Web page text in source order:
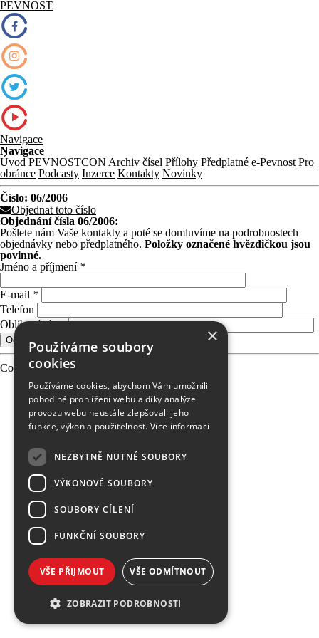
PEVNOST
Navigace
Navigace
Úvod PEVNOSTCON Archiv čísel Přílohy Předplatné e-Pevnost Pro
obránce Podcasty Inzerce Kontakty Novinky
Číslo: 06/2006
Objednat toto číslo
Objednání čísla 06/2006:
Pošlete nám Vaše kontakty a poté se domluvíme na podrobnostech
objednávky nebo předplatného. Položky označené hvězdičkou jsou
povinné.
Jméno a příjmení *
E-mail *
Telefon
Oblíbené téma
Copyright 2026 PEVNOST, made
×
Používáme soubory
cookies
Používáme cookies, abychom Vám umožnili
pohodlné prohlížení webu a díky analýze
provozu webu neustále zlepšovali jeho
funkce, výkon a použitelnost.Více informací
NEZBYTNĚ NUTNÉ SOUBORY
VÝKONOVÉ SOUBORY
SOUBORY CÍLENÍ
FUNKČNÍ SOUBORY
VŠE PŘIJMOUT VŠE ODMÍTNOUT
ZOBRAZIT PODROBNOSTI